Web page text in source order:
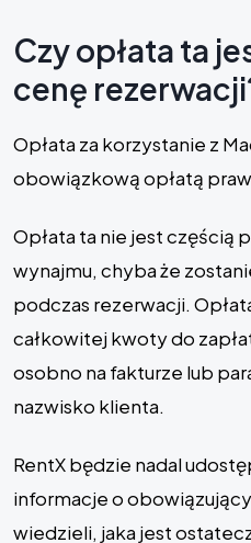
Czy opłata ta
cenę
Opłata za korzystanie z
obowiązkową opłatą
Opłata ta nie jest częścią
wynajmu, chyba że
podczas rezerwacji.
całkowitej kwoty do
osobno na fakturze lub
nazwisko klienta.
RentX będzie nadal
informacje o
wiedzieli, jaka jest